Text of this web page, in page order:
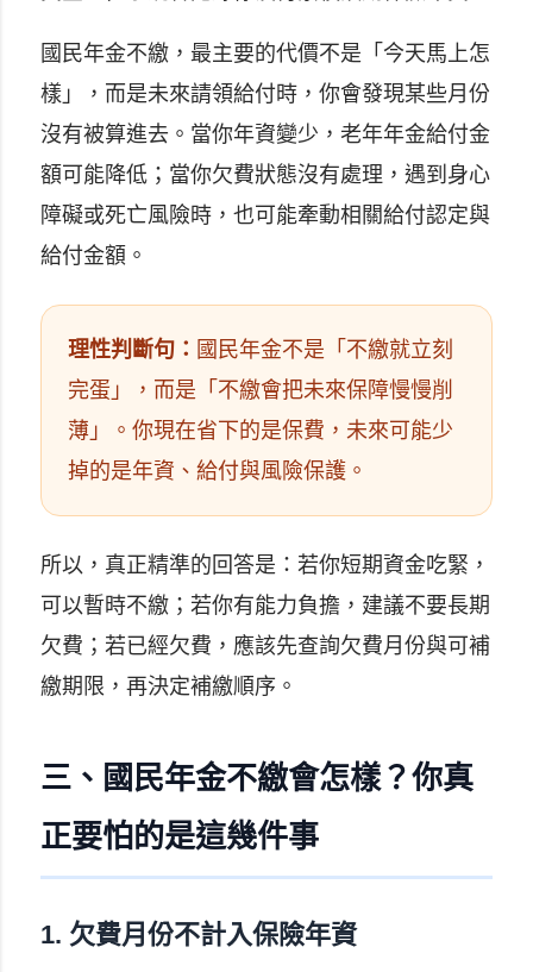
國民年金不繳，最主要的代價不是「今天馬上怎
樣」，而是未來請領給付時，你會發現某些月份
沒有被算進去。當你年資變少，老年年金給付金
額可能降低；當你欠費狀態沒有處理，遇到身心
障礙或死亡風險時，也可能牽動相關給付認定與
給付金額。
理性判斷句： 國民年金不是「不繳就立刻
完蛋」，而是「不繳會把未來保障慢慢削
薄」。你現在省下的是保費，未來可能少
掉的是年資、給付與風險保護。
所以，真正精準的回答是：若你短期資金吃緊，
可以暫時不繳；若你有能力負擔，建議不要長期
欠費；若已經欠費，應該先查詢欠費月份與可補
繳期限，再決定補繳順序。
三、國民年金不繳會怎樣？你真
正要怕的是這幾件事
1. 欠費月份不計入保險年資